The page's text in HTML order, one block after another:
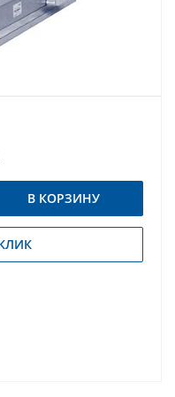
В КОРЗИНУ